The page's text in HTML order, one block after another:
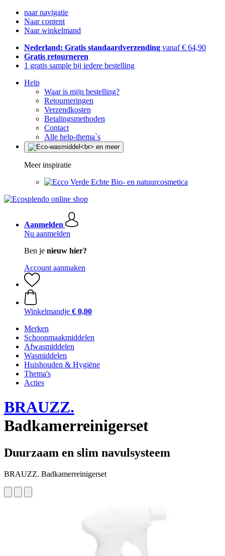
naar navigatie
Naar content
Naar winkelmand
Nederland: Gratis standaardverzending vanaf € 64,90
Gratis retourneren
1 gratis sample bij iedere bestelling
Help
Waar is mijn bestelling?
Retourneringen
Verzendkosten
Betalingsmethoden
Contact
Alle help-thema`s
Meer inspiratie
Echte Bio- en natuurcosmetica
Aanmelden
Nu aanmelden
Ben je nieuw hier?
Account aanmaken
Winkelmandje € 0,00
Merken
Schoonmaakmiddelen
Afwasmiddelen
Wasmiddelen
Huishouden & Hygiëne
Thema's
Acties
BRAUZZ.
Badkamerreinigerset
Duurzaam en slim navulsysteem
BRAUZZ. Badkamerreinigerset